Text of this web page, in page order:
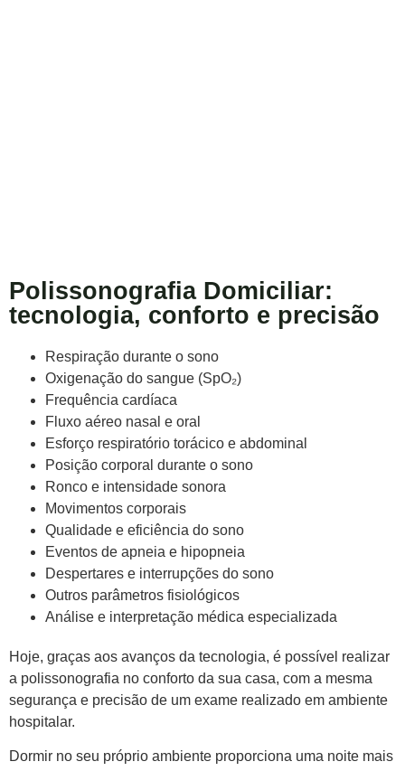
Polissonografia Domiciliar:
tecnologia, conforto e precisão
Respiração durante o sono
Oxigenação do sangue (SpO₂)
Frequência cardíaca
Fluxo aéreo nasal e oral
Esforço respiratório torácico e abdominal
Posição corporal durante o sono
Ronco e intensidade sonora
Movimentos corporais
Qualidade e eficiência do sono
Eventos de apneia e hipopneia
Despertares e interrupções do sono
Outros parâmetros fisiológicos
Análise e interpretação médica especializada
Hoje, graças aos avanços da tecnologia, é possível realizar
a polissonografia no conforto da sua casa, com a mesma
segurança e precisão de um exame realizado em ambiente
hospitalar.
Dormir no seu próprio ambiente proporciona uma noite mais